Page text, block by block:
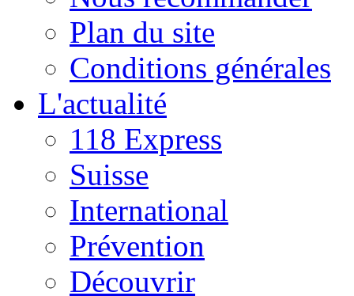
Plan du site
Conditions générales
L'actualité
118 Express
Suisse
International
Prévention
Découvrir